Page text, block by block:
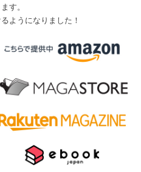
す。
ようになりました！